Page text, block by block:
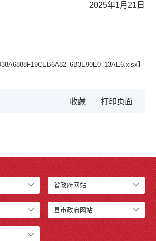
2025年1月21日
】
收藏
省政府网站
县市政府网站